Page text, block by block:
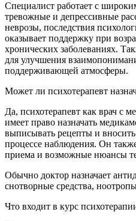
Специалист работает с
тревожные и депрессивные
неврозы, последствия
оказывает поддержку при
хронических заболеваниях.
для улучшения
поддерживающей атмосферы.
Может ли психотерапевт
Да, психотерапевт как врач с
имеет право назначать
выписывать рецепты и
процессе наблюдения. Он
приема и возможные нюансы
Обычно доктор назначает
снотворные средства,
Что входит в курс